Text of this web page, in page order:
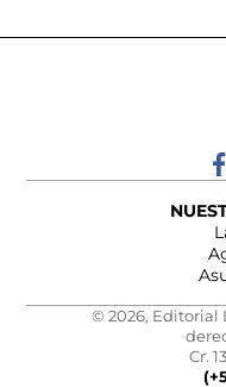
© 2026, Editorial
Cr.